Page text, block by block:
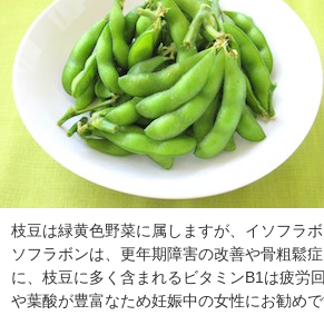
枝豆は緑黄色野菜に属しますが、イソフラ
ソフラボンは、更年期障害の改善や骨粗鬆
に、枝豆に多く含まれるビタミンB1は疲労
や葉酸が豊富なため妊娠中の女性にお勧めで